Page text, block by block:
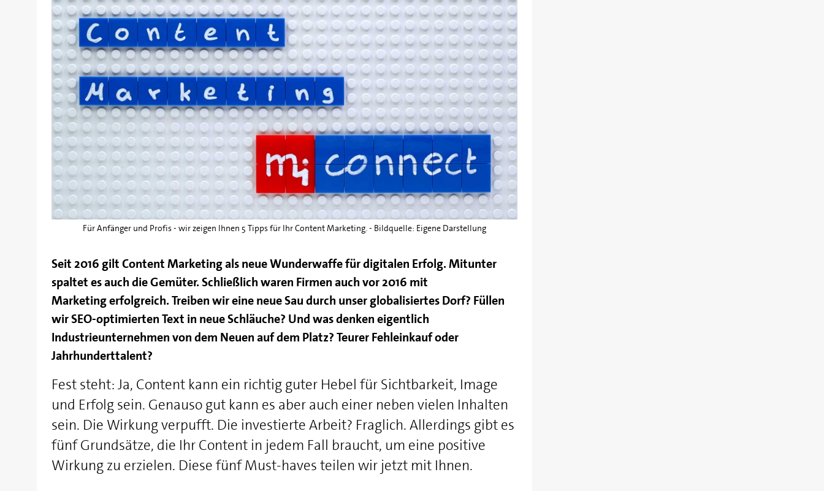
Für Anfänger und Profis - wir zeigen Ihnen 5 Tipps für Ihr Content Marketing. - Bildquelle: Eigene Darstellung
Seit 2016 gilt Content Marketing als neue Wunderwaffe für digitalen Erfolg. Mitunter
spaltet es auch die Gemüter. Schließlich waren Firmen auch vor 2016 mit
Marketing erfolgreich. Treiben wir eine neue Sau durch unser globalisiertes Dorf? Füllen
wir SEO-optimierten Text in neue Schläuche? Und was denken eigentlich
Industrieunternehmen von dem Neuen auf dem Platz? Teurer Fehleinkauf oder
Jahrhunderttalent?
Fest steht: Ja, Content kann ein richtig guter Hebel für Sichtbarkeit, Image
und Erfolg sein. Genauso gut kann es aber auch einer neben vielen Inhalten
sein. Die Wirkung verpufft. Die investierte Arbeit? Fraglich. Allerdings gibt es
fünf Grundsätze, die Ihr Content in jedem Fall braucht, um eine positive
Wirkung zu erzielen. Diese fünf Must-haves teilen wir jetzt mit Ihnen.